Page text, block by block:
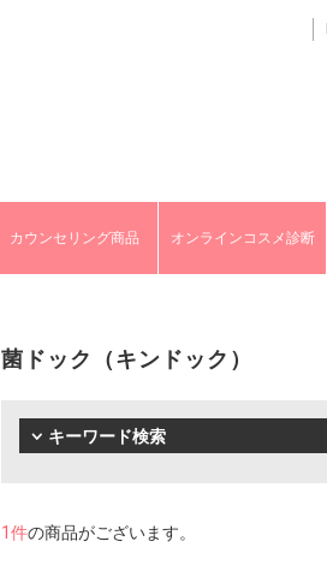
カウンセリング商品 オンラインコスメ診断
菌ドック（キンドック）
キーワード検索
1件の商品がございます。